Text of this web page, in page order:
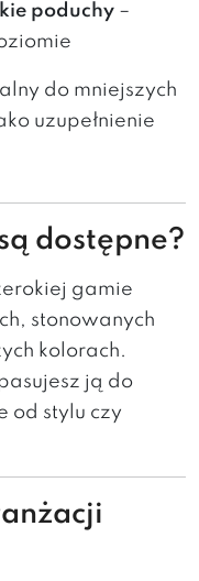
poduchy –
do mniejszych
uzupełnienie
dostępne?
gamie
stonowanych
kolorach.
ją do
od stylu czy